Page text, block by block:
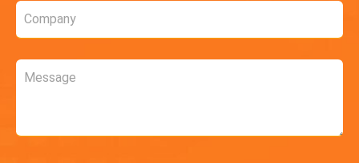
Company
Message